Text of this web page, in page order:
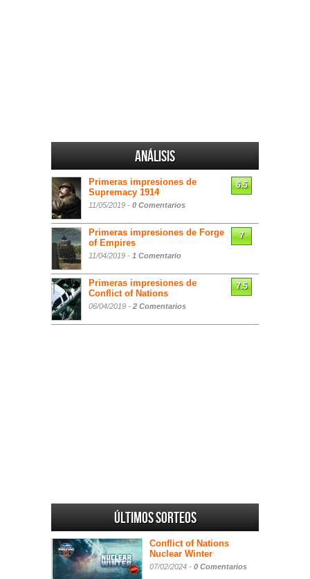
Análisis
Primeras impresiones de
Supremacy 1914
11/05/2019 - 0 Comentarios
6.5
Primeras impresiones de Forge
of Empires
11/04/2019 - 1 Comentario
7
Primeras impresiones de
Conflict of Nations
06/04/2019 - 2 Comentarios
7.5
Últimos sorteos
Conflict of Nations
Nuclear Winter
07/02/2024 - 0 Comentarios